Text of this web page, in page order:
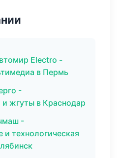
Electro -
в Пермь
-
жгуты в Краснодар
-
и технологическая